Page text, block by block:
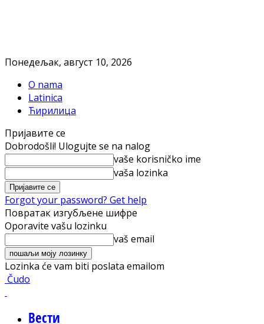
Понедељак, август 10, 2026
O nama
Latinica
Ћирилица
Пријавите се
Dobrodošli! Ulogujte se na nalog
vaše korisničko ime
vaša lozinka
Forgot your password? Get help
Повратак изгубљене шифре
Oporavite vašu lozinku
vaš email
Lozinka će vam biti poslata emailom
Čudo
Вести